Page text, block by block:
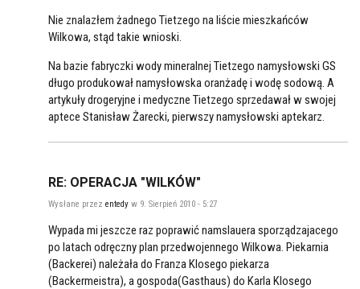
Nie znalazłem żadnego Tietzego na liście mieszkańców
Wilkowa, stąd takie wnioski.
Na bazie fabryczki wody mineralnej Tietzego namysłowski GS
długo produkował namysłowska oranżadę i wodę sodową. A
artykuły drogeryjne i medyczne Tietzego sprzedawał w swojej
aptece Stanisław Żarecki, pierwszy namysłowski aptekarz.
RE: OPERACJA "WILKÓW"
Wysłane przez entedy w 9. Sierpień 2010 - 5:27
Wypada mi jeszcze raz poprawić namslauera sporządzajacego
po latach odręczny plan przedwojennego Wilkowa. Piekarnia
(Backerei) należała do Franza Klosego piekarza
(Backermeistra), a gospoda(Gasthaus) do Karla Klosego